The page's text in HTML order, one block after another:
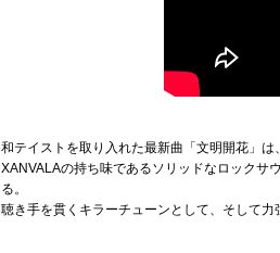
和テイストを取り入れた最新曲「文明開花」
XANVALAの持ち味であるソリッドなロックサ
る。
聴き手を貫くキラーチューンとして、そして